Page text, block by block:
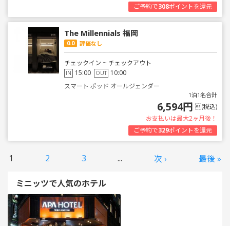
ご予約で308ポイントを還元
The Millennials 福岡
0.0 評価なし
チェックイン ~ チェックアウト
IN 15:00 OUT 10:00
スマート ポッド オールジェンダー
1泊1名合計
6,594円 (税込)
お支払いは最大2ヶ月後！
ご予約で329ポイントを還元
1 2 3 ... 次 › 最後 »
ミニッツで人気のホテル